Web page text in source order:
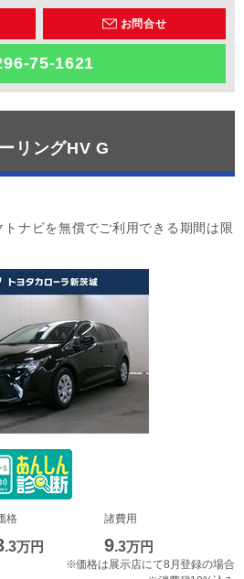
お問合せ
75-1621
リングHV G
ナビを無償でご利用できる期間は限
格
.3万円
諸費用
9.3万円
※価格は展示店にて8月登録の場合